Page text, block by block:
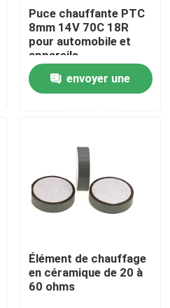
Puce chauffante PTC
8mm 14V 70C 18R
pour automobile et
appareils
électroménagers
envoyer une
Élément de chauffage
en céramique de 20 à
60 ohms